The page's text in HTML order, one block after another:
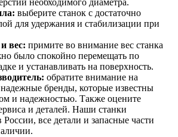
необходимого диаметра.
выберите станок с достаточно
для удержания и стабилизации при
вес: примите во внимание вес станка
было спокойно перемещать по
и устанавливать на поверхность.
обратите внимание на
бренды, которые известны
и надежностью. Также оцените
и деталей. Наши станки
все детали и запасные части